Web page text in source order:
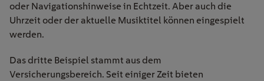
oder Navigationshinweise in Echtzeit. Aber auch die
Uhrzeit oder der aktuelle Musiktitel können eingespielt
werden.
Das dritte Beispiel stammt aus dem
Versicherungsbereich. Seit einiger Zeit bieten